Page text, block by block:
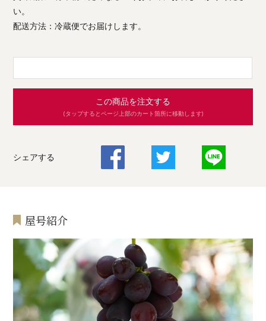
い。
配送方法：冷蔵便でお届けします。
この商品を注文する
(タップするとページ上部のカート箇所に移動します)
シェアする
屋号紹介